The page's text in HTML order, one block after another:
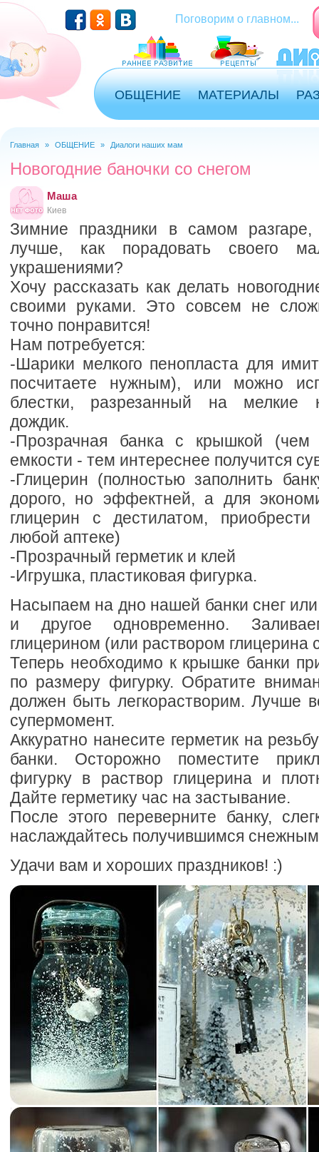
Поговорим о главном...
ОБЩЕНИЕ МАТЕРИАЛЫ
Главная » ОБЩЕНИЕ » Диалоги наших мам
Новогодние баночки со снегом
Маша
Киев
Зимние праздники в самом
лучше, как порадовать своего
украшениями?
Хочу рассказать как делать
своими руками. Это совсем не
точно понравится!
Нам потребуется:
-Шарики мелкого пенопласта для
посчитаете нужным), или можно
блестки, разрезанный на мелкие
дождик.
-Прозрачная банка с крышкой (чем
емкости - тем интереснее получится
-Глицерин (полностью заполнить
дорого, но эффектней, а для
глицерин с дестилатом,
любой аптеке)
-Прозрачный герметик и клей
-Игрушка, пластиковая фигурка.
Насыпаем на дно нашей банки снег
и другое одновременно.
глицерином (или раствором глицерина
Теперь необходимо к крышке банки
по размеру фигурку. Обратите
должен быть легкорастворим. Лучше
супермомент.
Аккуратно нанесите герметик на
банки. Осторожно поместите
фигурку в раствор глицерина и
Дайте герметику час на застывание.
После этого переверните банку,
наслаждайтесь получившимся
Удачи вам и хороших праздников! :)